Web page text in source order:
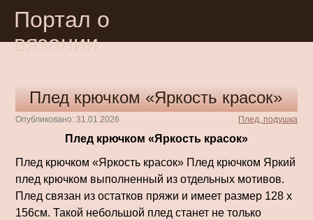
Портал о
вязании
Плед крючком «Яркость красок»
Опубликовано: 31.01.2026 Плед, подушка
Плед крючком «Яркость красок»
Плед крючком «Яркость красок» Плед крючком Яркий
плед крючком выполненный из отдельных мотивов.
Плед связан из остатков пряжи и имеет размер 128 х
156см. Такой небольшой плед станет не только